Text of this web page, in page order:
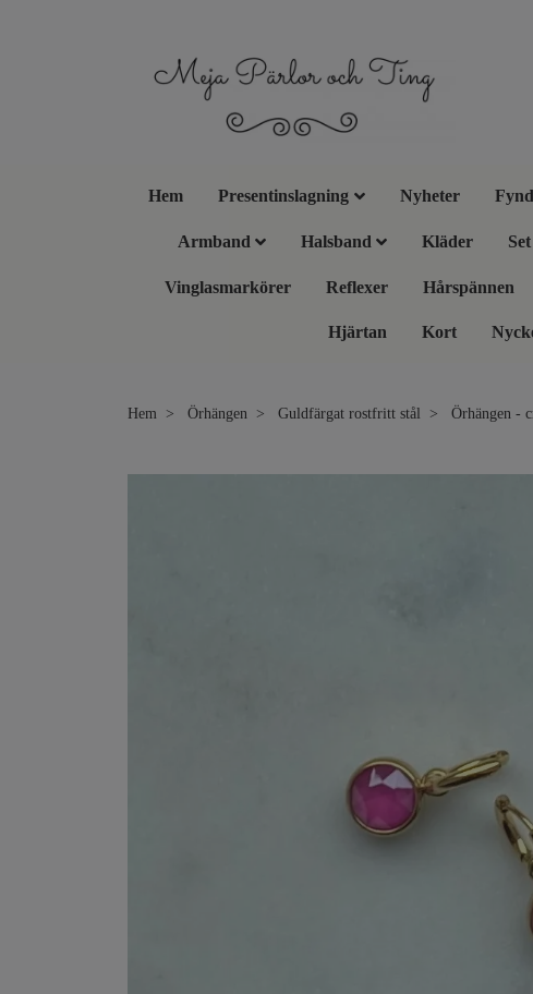
Hem Presentinslagning Nyheter Fynd
Armband Halsband Kläder
Vinglasmarkörer Reflexer Hårspännen
Hjärtan Kort
Hem Örhängen Guldfärgat rostfritt stål Örhängen -